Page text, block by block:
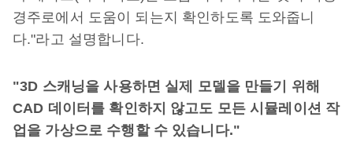
경주로에서 도움이 되는지 확인하도록 도와줍니
다."라고 설명합니다.
"3D 스캐닝을 사용하면 실제 모델을 만들기 위해
CAD 데이터를 확인하지 않고도 모든 시뮬레이션 작
업을 가상으로 수행할 수 있습니다."